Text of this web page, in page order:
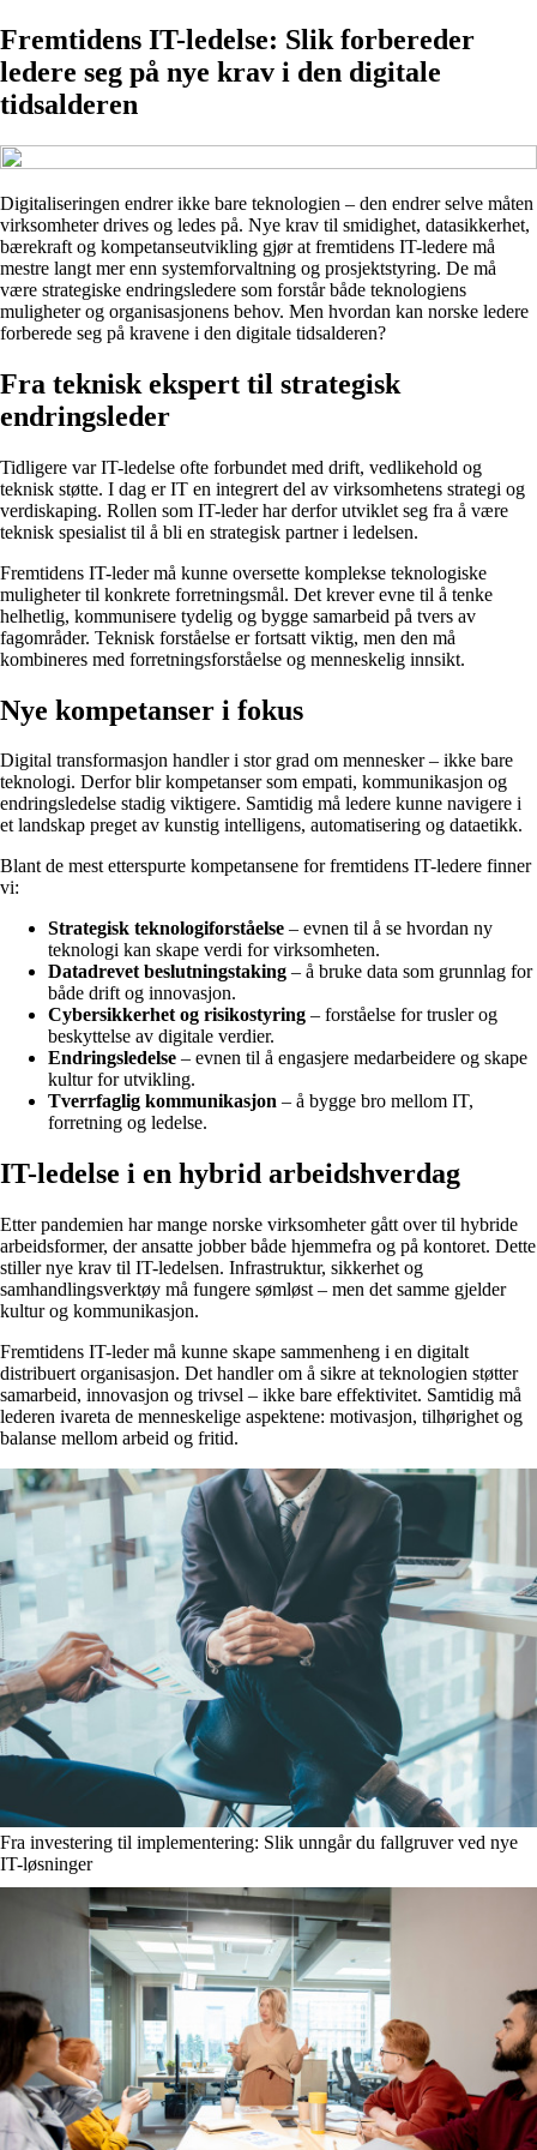
Fremtidens IT-ledelse: Slik forbereder
ledere seg på nye krav i den digitale
tidsalderen
Digitaliseringen endrer ikke bare teknologien – den endrer selve måten
virksomheter drives og ledes på. Nye krav til smidighet, datasikkerhet,
bærekraft og kompetanseutvikling gjør at fremtidens IT-ledere må
mestre langt mer enn systemforvaltning og prosjektstyring. De må
være strategiske endringsledere som forstår både teknologiens
muligheter og organisasjonens behov. Men hvordan kan norske ledere
forberede seg på kravene i den digitale tidsalderen?
Fra teknisk ekspert til strategisk
endringsleder
Tidligere var IT-ledelse ofte forbundet med drift, vedlikehold og
teknisk støtte. I dag er IT en integrert del av virksomhetens strategi og
verdiskaping. Rollen som IT-leder har derfor utviklet seg fra å være
teknisk spesialist til å bli en strategisk partner i ledelsen.
Fremtidens IT-leder må kunne oversette komplekse teknologiske
muligheter til konkrete forretningsmål. Det krever evne til å tenke
helhetlig, kommunisere tydelig og bygge samarbeid på tvers av
fagområder. Teknisk forståelse er fortsatt viktig, men den må
kombineres med forretningsforståelse og menneskelig innsikt.
Nye kompetanser i fokus
Digital transformasjon handler i stor grad om mennesker – ikke bare
teknologi. Derfor blir kompetanser som empati, kommunikasjon og
endringsledelse stadig viktigere. Samtidig må ledere kunne navigere i
et landskap preget av kunstig intelligens, automatisering og dataetikk.
Blant de mest etterspurte kompetansene for fremtidens IT-ledere finner
vi:
Strategisk teknologiforståelse – evnen til å se hvordan ny
teknologi kan skape verdi for virksomheten.
Datadrevet beslutningstaking – å bruke data som grunnlag for
både drift og innovasjon.
Cybersikkerhet og risikostyring – forståelse for trusler og
beskyttelse av digitale verdier.
Endringsledelse – evnen til å engasjere medarbeidere og skape
kultur for utvikling.
Tverrfaglig kommunikasjon – å bygge bro mellom IT,
forretning og ledelse.
IT-ledelse i en hybrid arbeidshverdag
Etter pandemien har mange norske virksomheter gått over til hybride
arbeidsformer, der ansatte jobber både hjemmefra og på kontoret. Dette
stiller nye krav til IT-ledelsen. Infrastruktur, sikkerhet og
samhandlingsverktøy må fungere sømløst – men det samme gjelder
kultur og kommunikasjon.
Fremtidens IT-leder må kunne skape sammenheng i en digitalt
distribuert organisasjon. Det handler om å sikre at teknologien støtter
samarbeid, innovasjon og trivsel – ikke bare effektivitet. Samtidig må
lederen ivareta de menneskelige aspektene: motivasjon, tilhørighet og
balanse mellom arbeid og fritid.
Fra investering til implementering: Slik unngår du fallgruver ved nye
IT-løsninger